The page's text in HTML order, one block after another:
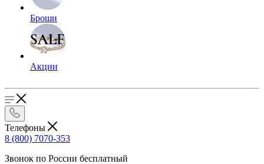
Броши
Акции
Телефоны
8 (800) 7070-353
Звонок по России бесплатный